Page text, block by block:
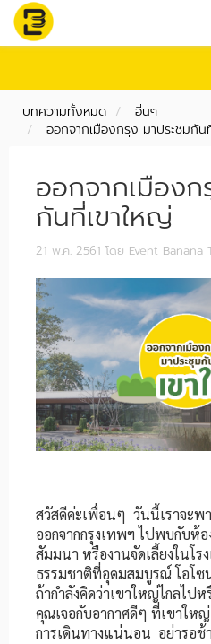
บทความทั้งหมด
อื่นๆ
ออกจากเมืองกรุง มาประชุมกัน
ออกจากเมืองก
กันที่เขาใหญ่
21 พ.ค. 2561 โดย Event Banana
สวัสดีค่ะเพื่อนๆ วันนี้เราจะพ
ออกจากกรุงเทพฯ ไปพบกับห้
สัมมนา หรืองานจัดเลี้ยงในโร
ธรรมชาติที่อุดมสมบูรณ์ โอโ
ถ้ากำลังคิดว่าเขาใหญ่ไกลไป
คุณเจอกับอากาศดีๆ ที่เขาให
การเดินทางแน่นอน อย่ารอช้